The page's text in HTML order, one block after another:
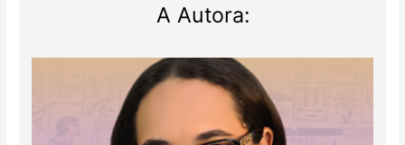
A Autora: